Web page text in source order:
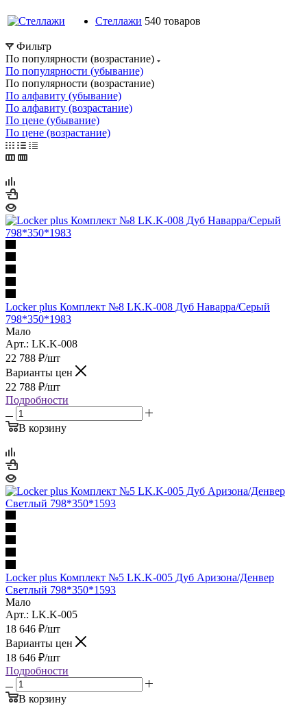
Стеллажи 540 товаров
Фильтр
По популярности (возрастание)
По популярности (убывание)
По популярности (возрастание)
По алфавиту (убывание)
По алфавиту (возрастание)
По цене (убывание)
По цене (возрастание)
Locker plus Комплект №8 LK.K-008 Дуб Наварра/Серый
798*350*1983
Мало
Арт.: LK.K-008
22 788 ₽/шт
Варианты цен
22 788 ₽/шт
Подробности
В корзину
Locker plus Комплект №5 LK.K-005 Дуб Аризона/Денвер
Светлый 798*350*1593
Мало
Арт.: LK.K-005
18 646 ₽/шт
Варианты цен
18 646 ₽/шт
Подробности
В корзину